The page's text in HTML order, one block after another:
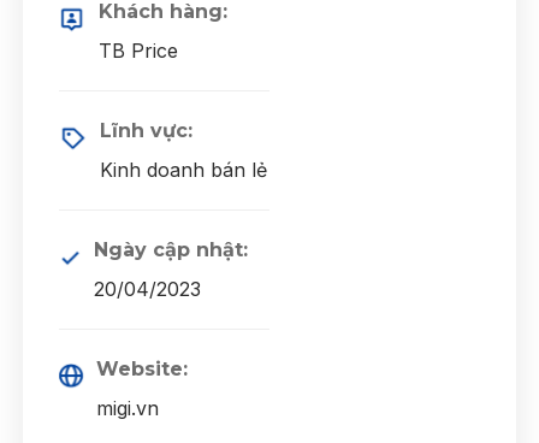
Khách hàng:
TB Price
Lĩnh vực:
Kinh doanh bán lẻ
Ngày cập nhật:
20/04/2023
Website:
migi.vn